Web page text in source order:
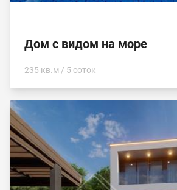
Дом с видом на море
235 кв.м / 5 соток